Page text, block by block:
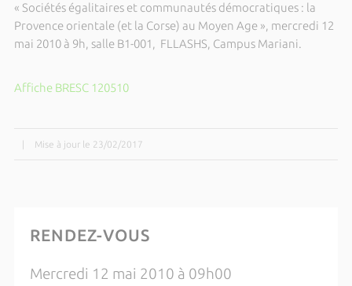
« Sociétés égalitaires et communautés démocratiques : la
Provence orientale (et la Corse) au Moyen Age », mercredi 12
mai 2010 à 9h, salle B1-001, FLLASHS, Campus Mariani.
Affiche BRESC 120510
Mise à jour le 23/02/2017
RENDEZ-VOUS
Mercredi 12 mai 2010 à 09h00